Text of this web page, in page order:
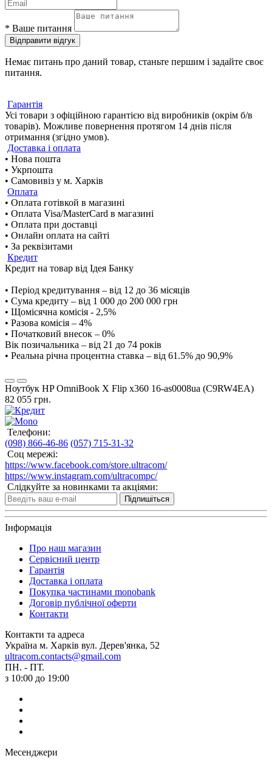
* Ваше питання
Відправити відгук
Немає питань про даний товар, станьте першим і задайте своє
питання.
Гарантія
Усі товари з офіційною гарантією від виробників (окрім б/в
товарів). Можливе повернення протягом 14 днів після
отримання (згідно умов).
Доставка і оплата
• Нова пошта
• Укрпошта
• Самовивіз у м. Харків
Оплата
• Оплата готівкой в магазині
• Оплата Visa/MasterCard в магазині
• Оплата при доставці
• Онлайн оплата на сайті
• За реквізитами
Кредит
Кредит на товар від Ідея Банку
• Період кредитування – від 12 до 36 місяців
• Сума кредиту – від 1 000 до 200 000 грн
• Щомісячна комісія - 2,5%
• Разова комісія – 4%
• Початковий внесок – 0%
Вік позичальника – від 21 до 74 років
• Реальна річна процентна ставка – від 61.5% до 90,9%
Ноутбук HP OmniBook X Flip x360 16-as0008ua (C9RW4EA)
82 055 грн.
Телефони:
(098) 866-46-86 (057) 715-31-32
Соц мережі:
https://www.facebook.com/store.ultracom/
https://www.instagram.com/ultracompc/
Слідкуйте за новинками та акціями:
Підпишіться
Інформація
Про наш магазин
Сервісний центр
Гарантія
Доставка і оплата
Покупка частинами monobank
Договір публічної оферти
Контакти
Контакти та адреса
Україна м. Харків вул. Дерев'янка, 52
ultracom.contacts@gmail.com
ПН. - ПТ.
з 10:00 до 19:00
Месенджери